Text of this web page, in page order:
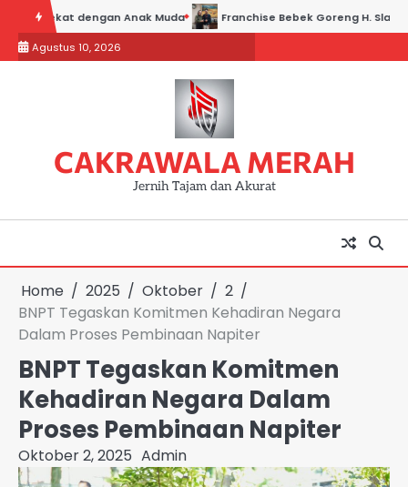
content
dengan Anak Muda Franchise Bebek Goreng H. Slamet: Kisah
Agustus 10, 2026
CAKRAWALA MERAH
Jernih Tajam dan Akurat
Home 2025 Oktober
2
BNPT Tegaskan Komitmen Kehadiran Negara
Dalam Proses Pembinaan Napiter
BNPT Tegaskan Komitmen
Kehadiran Negara Dalam
Proses Pembinaan Napiter
Oktober 2, 2025 Admin